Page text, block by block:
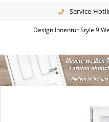
Service-
Design Innentür Style 9